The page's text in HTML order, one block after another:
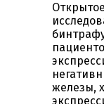
железы,